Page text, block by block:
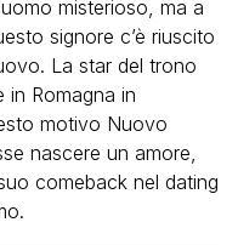
misterioso, ma a
signore c’è riuscito
La star del trono
in Romagna in
motivo Nuovo
nascere un amore,
comeback nel dating